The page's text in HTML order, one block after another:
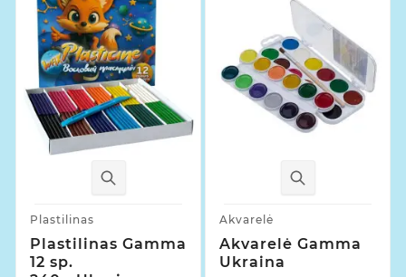
Plastilinas
Plastilinas Gamma
12 sp.
Akvarelė
Akvarelė Gamma
Ukraina